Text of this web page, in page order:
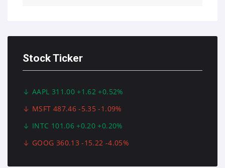
Stock Ticker
AAPL 311.00 +1.62 +0.52%
MSFT 487.46 -5.35 -1.09%
INTC 101.06 +0.20 +0.20%
GOOG 360.13 -15.22 -4.05%